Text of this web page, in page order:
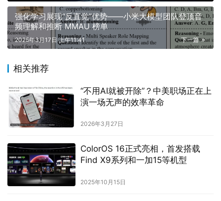
强化学习展现“反直觉”优势——小米大模型团队登顶音
频理解和推断 MMAU 榜单
下一篇
2025年3月17日 上午11:41
相关推荐
“不用AI就被开除”？中美职场正在上
演一场无声的效率革命
2026年3月27日
ColorOS 16正式亮相，首发搭载
Find X9系列和一加15等机型
2025年10月15日